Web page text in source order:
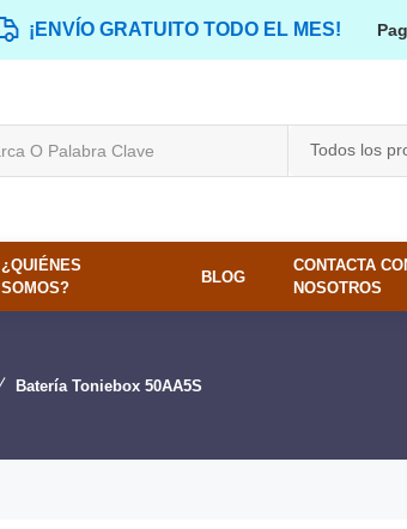
¡ENVÍO GRATUITO TODO EL MES!
Todos los
¿QUIÉNES
SOMOS?
BLOG
CONTACTA
NOSOTROS
Batería Toniebox 50AA5S